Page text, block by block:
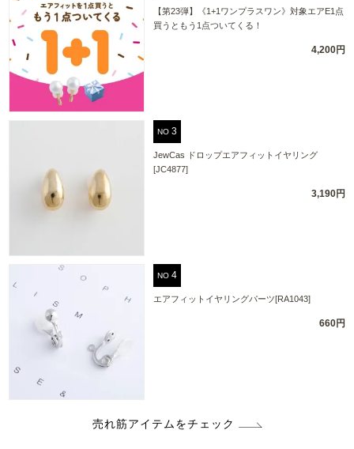
【第23弾】《1+1ワンプラスワン》対象エアE1点
買うともう1点ついてくる！
4,200円
NO
JewCas ドロップエアフィットイヤリング
[JC4877]
3,190円
NO
エアフィットイヤリングパーツ[RA1043]
660円
売れ筋アイテムをチェック